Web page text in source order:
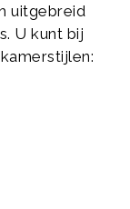
uitgebreid
U kunt bij